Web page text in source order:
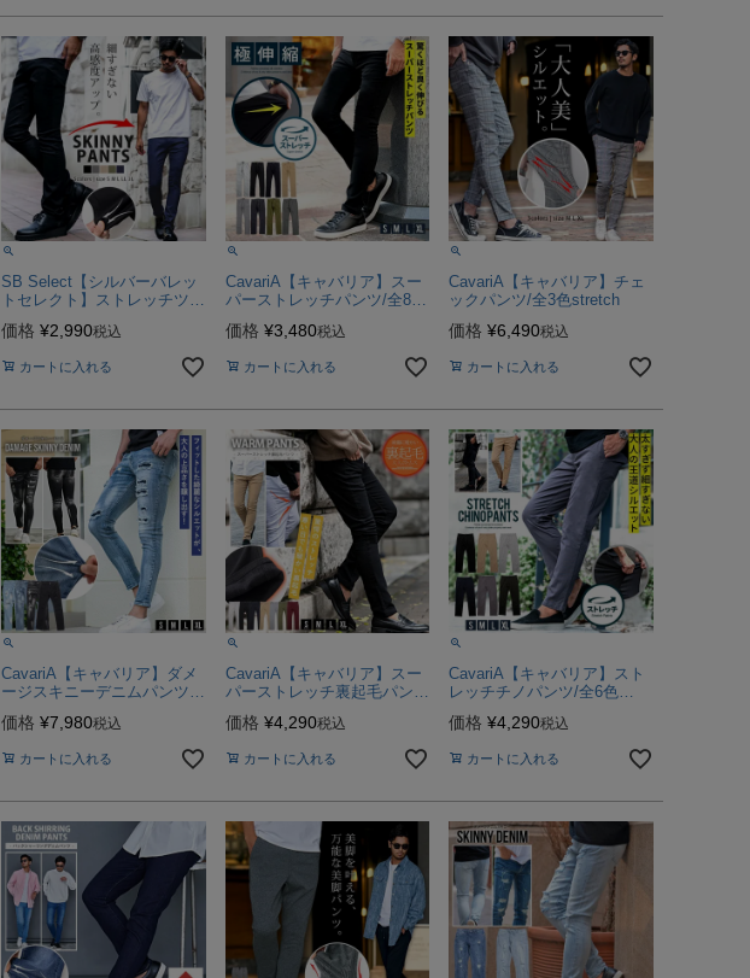
SB Select【シルバーバレッ
トセレクト】ストレッチツイ
ール便対応】stretch
価格 ¥2,990税込
カートに入れる
CavariA【キャバリア】スー
パーストレッチパンツ/全8色
価格 ¥3,480税込
カートに入れる
CavariA【キャバリア】チェ
ックパンツ/全3色stretch
価格 ¥6,490税込
カートに入れる
CavariA【キャバリア】ダメ
ージスキニーデニムパンツ/
全4色
価格 ¥7,980税込
カートに入れる
CavariA【キャバリア】スー
パーストレッチ裏起毛パン
ツ/全7色暖パンstretch
価格 ¥4,290税込
カートに入れる
CavariA【キャバリア】スト
レッチチノパンツ/全6色
stretch
価格 ¥4,290税込
カートに入れる